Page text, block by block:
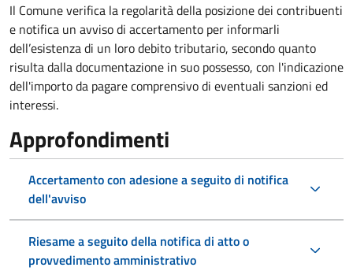
Il Comune verifica la regolarità della posizione dei contribuenti
e notifica un avviso di accertamento per informarli
dell’esistenza di un loro debito tributario, secondo quanto
risulta dalla documentazione in suo possesso, con l'indicazione
dell'importo da pagare comprensivo di eventuali sanzioni ed
interessi.
Approfondimenti
Accertamento con adesione a seguito di notifica
dell'avviso
Riesame a seguito della notifica di atto o
provvedimento amministrativo